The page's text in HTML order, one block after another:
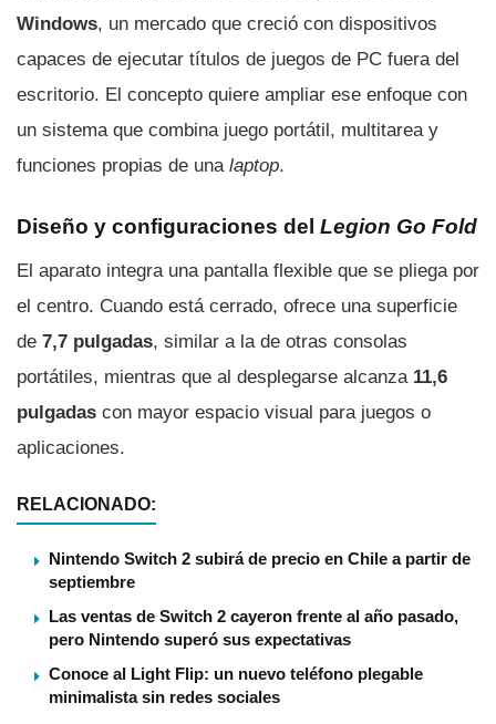
Windows, un mercado que creció con dispositivos
capaces de ejecutar títulos de juegos de PC fuera del
escritorio. El concepto quiere ampliar ese enfoque con
un sistema que combina juego portátil, multitarea y
funciones propias de una laptop.
Diseño y configuraciones del Legion Go Fold
El aparato integra una pantalla flexible que se pliega por
el centro. Cuando está cerrado, ofrece una superficie
de 7,7 pulgadas, similar a la de otras consolas
portátiles, mientras que al desplegarse alcanza 11,6
pulgadas con mayor espacio visual para juegos o
aplicaciones.
RELACIONADO:
Nintendo Switch 2 subirá de precio en Chile a partir de
septiembre
Las ventas de Switch 2 cayeron frente al año pasado,
pero Nintendo superó sus expectativas
Conoce al Light Flip: un nuevo teléfono plegable
minimalista sin redes sociales